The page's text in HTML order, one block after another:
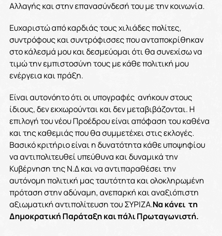
Αλλαγής και στην επανασύνδεσή του με την κοινωνία.
Ευχαριστώ από καρδιάς τους χιλιάδες πολίτες,
συντρόφους και συντρόφισσες που ανταποκρίθηκαν
στο κάλεσμά μου και δεσμεύομαι ότι θα συνεχίσω να
τιμώ την εμπιστοσύνη τους με κάθε πολιτική μου
ενέργεια και πράξη.
Είναι αυτονόητο ότι οι υπογραφές ανήκουν στους
ίδιους, δεν εκχωρούνται και δεν μεταβιβάζονται. Η
επιλογή του νέου Προέδρου είναι απόφαση του καθένα
και της καθεμιάς που θα συμμετέχει στις εκλογές.
Βασικό κριτήριο είναι η δυνατότητα κάθε υποψηφίου
να αντιπολιτευθεί υπεύθυνα και δυναμικά την
Κυβέρνηση της Ν.Δ και να αντιπαραθέσει την
αυτόνομη πολιτική μας ταυτότητα και ολοκληρωμένη
πρόταση στην αδύναμη, ανεπαρκή και αναξιόπιστη
αξιωματική αντιπολίτευση του ΣΥΡΙΖΑ.Να κάνει τη
Δημοκρατική Παράταξη και πάλι Πρωταγωνιστή.